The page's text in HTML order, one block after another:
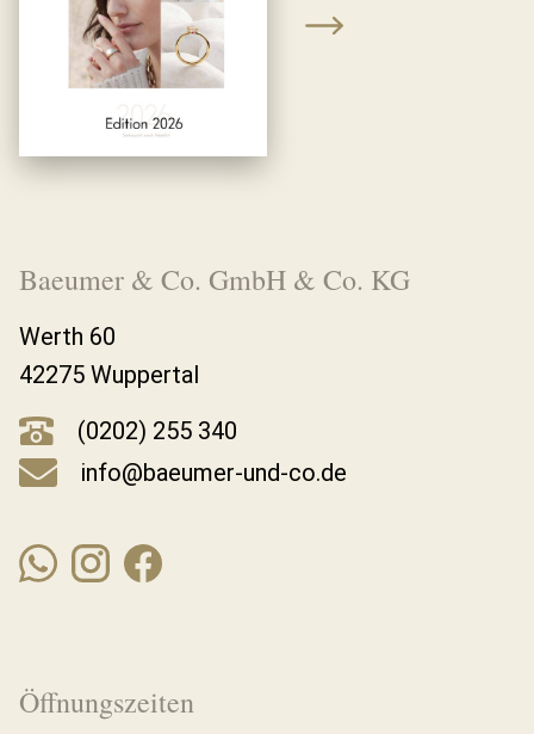
Baeumer & Co. GmbH & Co. KG
Werth 60
42275 Wuppertal
(0202) 255 340
info@baeumer-und-co.de
Öffnungszeiten